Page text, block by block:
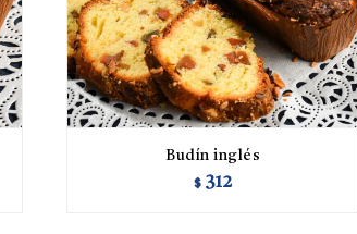
Budín inglés
$ 312